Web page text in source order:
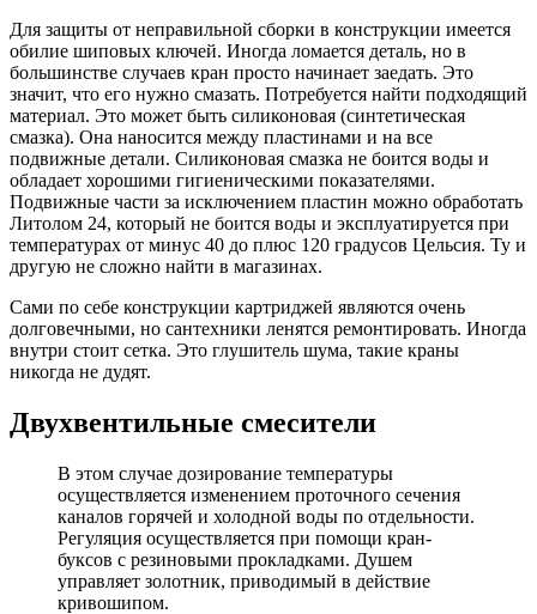
Для защиты от неправильной сборки в конструкции имеется
обилие шиповых ключей. Иногда ломается деталь, но в
большинстве случаев кран просто начинает заедать. Это
значит, что его нужно смазать. Потребуется найти подходящий
материал. Это может быть силиконовая (синтетическая
смазка). Она наносится между пластинами и на все
подвижные детали. Силиконовая смазка не боится воды и
обладает хорошими гигиеническими показателями.
Подвижные части за исключением пластин можно обработать
Литолом 24, который не боится воды и эксплуатируется при
температурах от минус 40 до плюс 120 градусов Цельсия. Ту и
другую не сложно найти в магазинах.
Сами по себе конструкции картриджей являются очень
долговечными, но сантехники ленятся ремонтировать. Иногда
внутри стоит сетка. Это глушитель шума, такие краны
никогда не дудят.
Двухвентильные смесители
В этом случае дозирование температуры
осуществляется изменением проточного сечения
каналов горячей и холодной воды по отдельности.
Регуляция осуществляется при помощи кран-
буксов с резиновыми прокладками. Душем
управляет золотник, приводимый в действие
кривошипом.